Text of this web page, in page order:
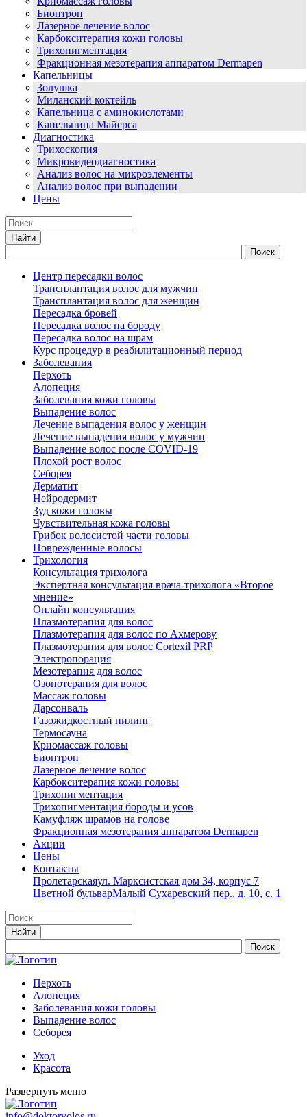
Биоптрон
Лазерное лечение волос
Карбокситерапия кожи головы
Трихопигментация
Фракционная мезотерапия аппаратом Dermapen
Капельницы
Золушка
Миланский коктейль
Капельница с аминокислотами
Капельница Майерса
Диагностика
Трихоскопия
Микровидеодиагностика
Анализ волос на микроэлементы
Анализ волос при выпадении
Цены
Центр пересадки волос
Трансплантация волос для мужчин
Трансплантация волос для женщин
Пересадка бровей
Пересадка волос на бороду
Пересадка волос на шрам
Курс процедур в реабилитационный период
Заболевания
Перхоть
Алопеция
Заболевания кожи головы
Выпадение волос
Лечение выпадения волос у женщин
Лечение выпадения волос у мужчин
Выпадение волос после COVID-19
Плохой рост волос
Cеборея
Дерматит
Нейродермит
Зуд кожи головы
Чувствительная кожа головы
Грибок волосистой части головы
Поврежденные волосы
Трихология
Консультация трихолога
Экспертная консультация врача-трихолога «Второе
мнение»
Онлайн консультация
Плазмотерапия для волос
Плазмотерапия для волос по Ахмерову
Плазмотерапия для волос Cortexil PRP
Электропорация
Мезотерапия для волос
Озонотерапия для волос
Массаж головы
Дарсонваль
Газожидкостный пилинг
Термосауна
Криомассаж головы
Биоптрон
Лазерное лечение волос
Карбокситерапия кожи головы
Трихопигментация
Трихопигментация бороды и усов
Камуфляж шрамов на голове
Фракционная мезотерапия аппаратом Dermapen
Акции
Цены
Контакты
Пролетарскаяул. Марксистская дом 34, корпус 7
Цветной бульварМалый Сухаревский пер., д. 10, с. 1
Перхоть
Алопеция
Заболевания кожи головы
Выпадение волос
Cеборея
Уход
Красота
Развернуть меню